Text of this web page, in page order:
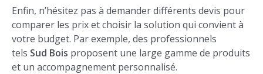
Enfin, n’hésitez pas à demander différents devis pour
comparer les prix et choisir la solution qui convient à
votre budget. Par exemple, des professionnels
tels Sud Bois proposent une large gamme de produits
et un accompagnement personnalisé.